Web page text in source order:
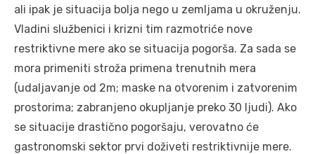
ali ipak je situacija bolja nego u zemljama u okruženju.
Vladini službenici i krizni tim razmotriće nove
restriktivne mere ako se situacija pogorša. Za sada se
mora primeniti stroža primena trenutnih mera
(udaljavanje od 2m; maske na otvorenim i zatvorenim
prostorima; zabranjeno okupljanje preko 30 ljudi). Ako
se situacije drastično pogoršaju, verovatno će
gastronomski sektor prvi doživeti restriktivnije mere.